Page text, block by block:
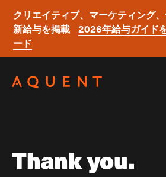
クリエイティブ、マーケティング
新給与を掲載
2026年給与ガイド
ード
Thank you.